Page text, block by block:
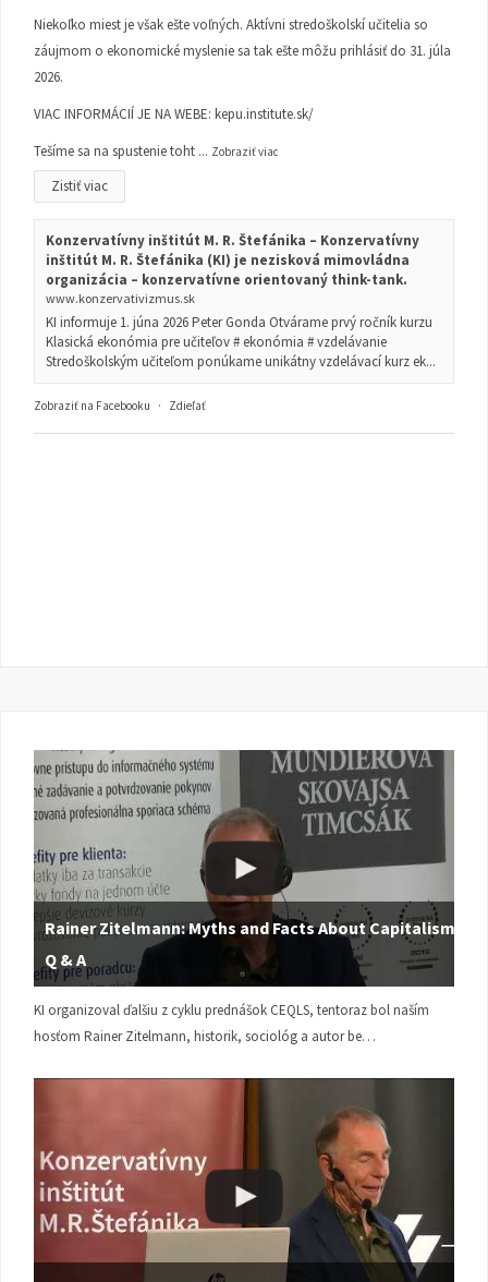
Niekoľko miest je však ešte voľných. Aktívni stredoškolskí učitelia so
záujmom o ekonomické myslenie sa tak ešte môžu prihlásiť do 31. júla
2026.
VIAC INFORMÁCIÍ JE NA WEBE: kepu.institute.sk/
Tešíme sa na spustenie toht ... Zobraziť viac
Zistiť viac
Konzervatívny inštitút M. R. Štefánika – Konzervatívny
inštitút M. R. Štefánika (KI) je nezisková mimovládna
organizácia – konzervatívne orientovaný think-tank.
www.konzervativizmus.sk
KI informuje 1. júna 2026 Peter Gonda Otvárame prvý ročník kurzu
Klasická ekonómia pre učiteľov # ekonómia # vzdelávanie
Stredoškolským učiteľom ponúkame unikátny vzdelávací kurz ek...
Zobraziť na Facebooku · Zdieľať
Rainer Zitelmann: Myths and Facts About Capitalism |
Q & A
KI organizoval ďalšiu z cyklu prednášok CEQLS, tentoraz bol naším
hosťom Rainer Zitelmann, historik, sociológ a autor be…